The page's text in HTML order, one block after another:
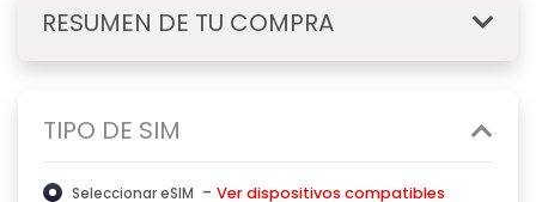
TIPO DE SIM
Seleccionar eSIM -Ver dispositivos compatibles
RESUMEN DE TU COMPRA